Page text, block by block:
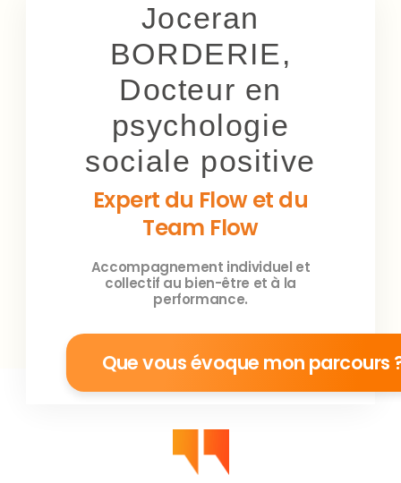
Joceran
BORDERIE,
Docteur en
psychologie
sociale positive
Expert du Flow et du
Team Flow
Accompagnement individuel et
collectif au bien-être et à la
performance.
Que vous évoque mon parcours